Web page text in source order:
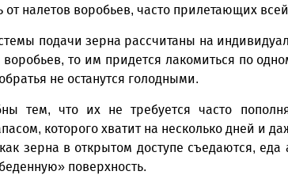
налетов воробьев, часто прилетающих
подачи зерна рассчитаны на
воробьев, то им придется лакомиться по
не останутся голодными.
тем, что их не требуется часто
которого хватит на несколько дней и
зерна в открытом доступе съедаются,
поверхность.